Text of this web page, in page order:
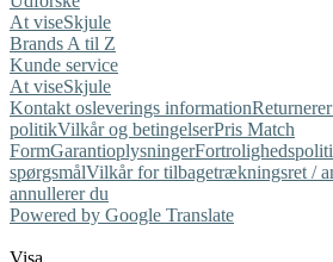
At viseSkjule
Brands A til Z
Kunde service
At viseSkjule
Kontakt osleverings information
politikVilkår og betingelserPris Match
FormGarantioplysninger
spørgsmålVilkår for tilbagetrækningsret /
annullerer du
Powered by Google Translate
Visa